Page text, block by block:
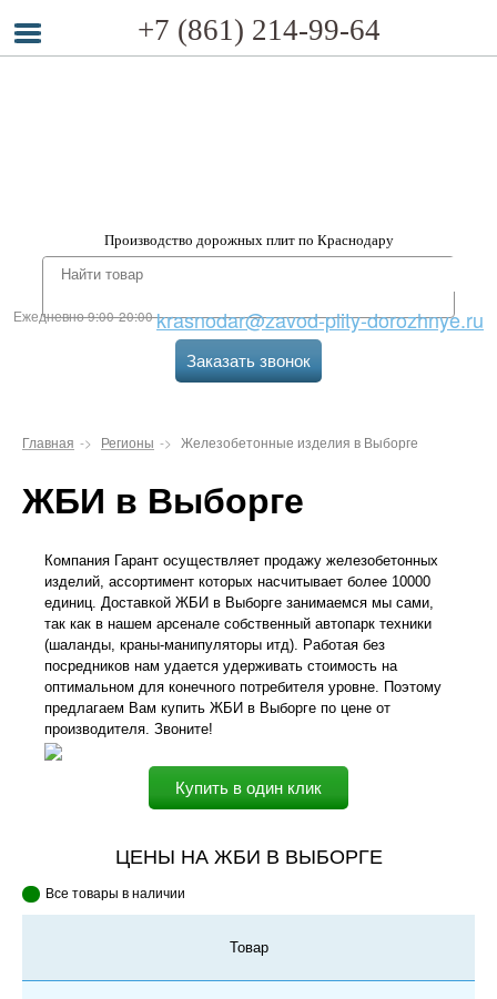
+7 (861) 214-99-64
Производство дорожных плит по Краснодару
Ежедневно 9:00-20:00krasnodar@zavod-plity-dorozhnye.ru
Заказать звонок
Главная Регионы Железобетонные изделия в Выборге
ЖБИ в Выборге
Компания Гарант осуществляет продажу железобетонных
изделий, ассортимент которых насчитывает более 10000
единиц. Доставкой ЖБИ в Выборге занимаемся мы сами,
так как в нашем арсенале собственный автопарк техники
(шаланды, краны-манипуляторы итд). Работая без
посредников нам удается удерживать стоимость на
оптимальном для конечного потребителя уровне. Поэтому
предлагаем Вам купить ЖБИ в Выборге по цене от
производителя. Звоните!
Купить в один клик
ЦЕНЫ НА ЖБИ В ВЫБОРГЕ
Все товары в наличии
Товар